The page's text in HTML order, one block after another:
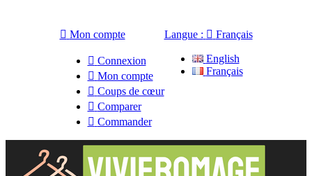
 Mon compte
 Connexion
 Mon compte
 Coups de cœur
 Comparer
 Commander
Langue :  Français
English
Français